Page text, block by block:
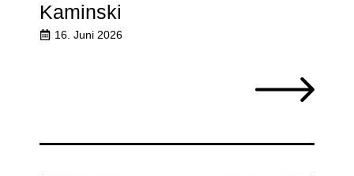
Kaminski
16. Juni 2026